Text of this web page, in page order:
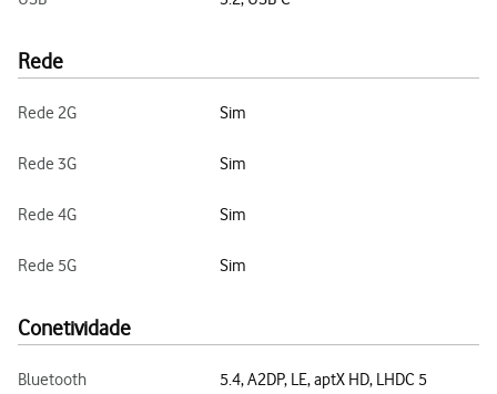
Rede
Rede 2G Sim
Rede 3G Sim
Rede 4G Sim
Rede 5G Sim
Conetividade
Bluetooth 5.4, A2DP, LE, aptX HD, LHDC 5